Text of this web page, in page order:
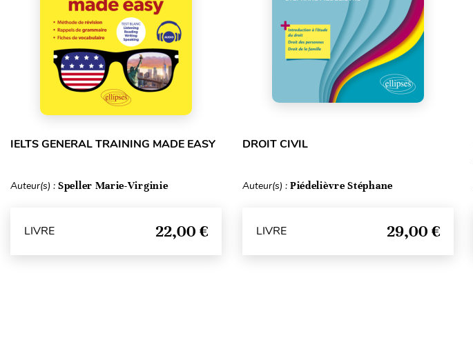
IELTS GENERAL TRAINING MADE EASY
Auteur(s) : Speller Marie-Virginie
LIVRE 22,00 €
DROIT CIVIL
Auteur(s) : Piédelièvre Stéphane
LIVRE 29,00 €